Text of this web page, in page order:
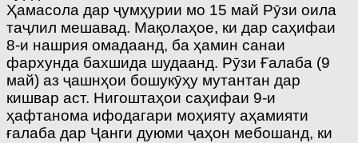
Ҳамасола дар ҷумҳурии мо 15 май Рӯзи оила
таҷлил мешавад. Мақолаҳое, ки дар саҳифаи
8-и нашрия омадаанд, ба ҳамин санаи
фархунда бахшида шудаанд. Рӯзи Ғалаба (9
май) аз ҷашнҳои бошукӯҳу мутантан дар
кишвар аст. Нигоштаҳои саҳифаи 9-и
ҳафтанома ифодагари моҳияту аҳамияти
ғалаба дар Ҷанги дуюми ҷаҳон мебошанд, ки